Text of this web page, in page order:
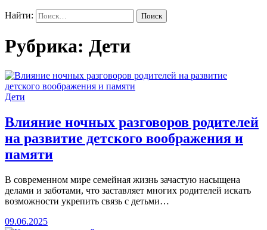
Найти:
Рубрика: Дети
Дети
Влияние ночных разговоров родителей
на развитие детского воображения и
памяти
В современном мире семейная жизнь зачастую насыщена
делами и заботами, что заставляет многих родителей искать
возможности укрепить связь с детьми…
09.06.2025